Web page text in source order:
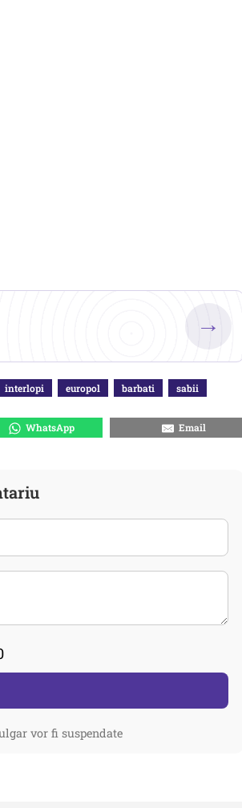
→
interlopi europol barbati sabii
WhatsApp Email
vor fi suspendate